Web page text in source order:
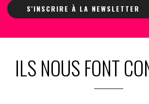
S'INSCRIRE À LA NEWSLETTER
ILS NOUS FONT